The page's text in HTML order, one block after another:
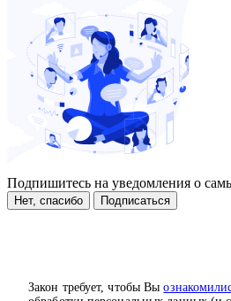
Закон требует, чтобы Вы
Подпишитесь на уведомления о
Нет, спасибо Подписаться